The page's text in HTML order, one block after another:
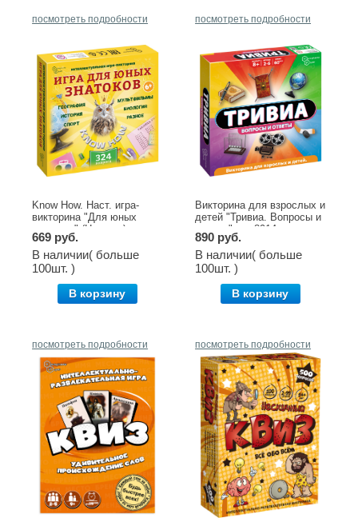
посмотреть подробности
Know How. Наст. игра-
викторина "Для юных
знатоков" (Ноу хау)
арт.8027 /9
669 руб.
В наличии( больше
100шт. )
В корзину
посмотреть подробности
Викторина для взрослых и
детей "Тривиа. Вопросы и
ответы" арт.8914
890 руб.
В наличии( больше
100шт. )
В корзину
посмотреть подробности посмотреть подробности